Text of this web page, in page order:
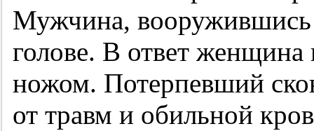
Мужчина, вооружившись
голове. В ответ женщина
ножом. Потерпевший
от травм и обильной